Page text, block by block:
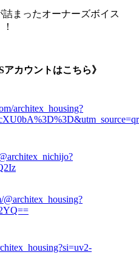
まったオーナーズボイス
アカウントはこちら》
architex_housing?